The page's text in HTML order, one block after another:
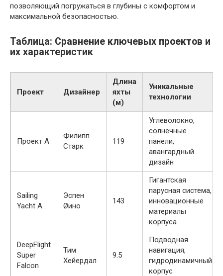
позволяющий погружаться в глубины с комфортом и
максимальной безопасностью.
Таблица: Сравнение ключевых проектов и
их характеристик
Проект Дизайнер
Длина
яхты
(м)
Уникальные
технологии
Проект A
Филипп
Старк
119
Углеволокно,
солнечные
панели,
авангардный
дизайн
Sailing
Yacht A
Эспен
Øино
143
Гигантская
парусная система,
инновационные
материалы
корпуса
DeepFlight
Super
Falcon
Тим
Хейердал
9.5
Подводная
навигация,
гидродинамичный
корпус